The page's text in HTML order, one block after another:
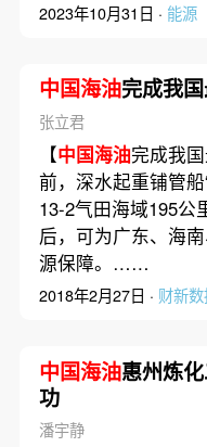
2023年10月31日 · 能源
中国海油完成我
张立君
【中国海油完成我
前，深水起重铺管
13-2气田海域195公
后，可为广东、海
源保障。……
2018年2月27日 · 财新
中国海油惠州炼
功
潘宇静